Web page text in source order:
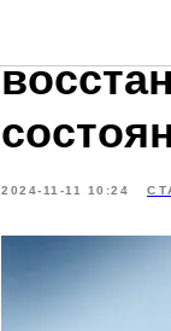
2024-11-11 10:24